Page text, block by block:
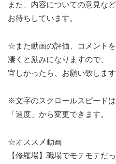
また、内容についての意見な
お待ちしています。
☆また動画の評価、コメント
凄くと励みになりますので、
宜しかったら、お願い致します
※文字のスクロールスピード
「速度」から変更できます。
☆オススメ動画
【修羅場】職場でモテモテだ